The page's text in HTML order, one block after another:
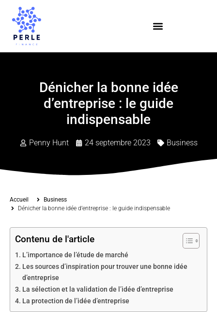
Dénicher la bonne idée
d’entreprise : le guide
indispensable
Penny Hunt 24 septembre 2023 Business
Accueil
Business
Dénicher la bonne idée d’entreprise : le guide indispensable
Contenu de l'article
L’importance de l’étude de marché
Les sources d’inspiration pour trouver une bonne idée
d’entreprise
La sélection et la validation de l’idée d’entreprise
La protection de l’idée d’entreprise